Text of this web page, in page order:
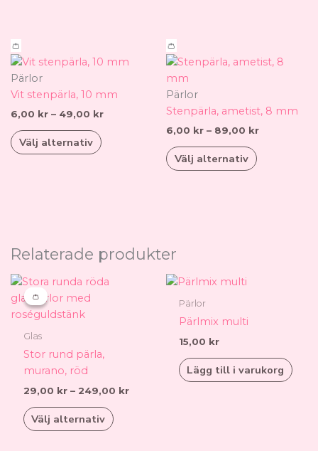
👛
Pärlor
Vit stenpärla, 10 mm
6,00 kr – 49,00 kr
till
Välj alternativ
här
har
flera
De
👛
Pärlor
Stenpärla, ametist, 8 mm
6,00 kr – 89,00 kr
till
Välj alternativ
här
flera
varianter.
olika
Relaterade produkter
👛
👛
Glas
Stor rund pärla,
murano, röd
29,00 kr – 249,00 kr
Prisintervall:
Välj alternativ
Den
här
produkten
har
olika
alternativen
kan
Pärlor
Pärlmix multi
15,00 kr
Lägg till i varukorg